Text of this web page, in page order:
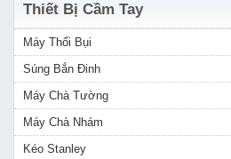
Thiết Bị Cầm Tay
Máy Thổi Bụi
Súng Bắn Đinh
Máy Chà Tường
Máy Chà Nhám
Kéo Stanley